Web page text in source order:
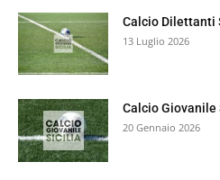
Calcio Dilettanti
13 Luglio 2026
Calcio Giovanile
20 Gennaio 2026